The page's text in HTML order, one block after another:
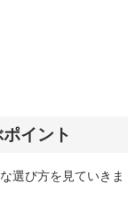
イント
選び方を見ていきま